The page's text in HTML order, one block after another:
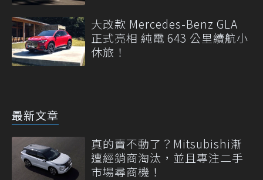
大改款 Mercedes-Benz GLA
正式亮相 純電 643 公里續航小
休旅！
最新文章
真的賣不動了？Mitsubishi漸
遭經銷商淘汰，並且專注二手
市場尋商機！